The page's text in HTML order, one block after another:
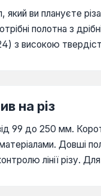
який ви плануєте
полотна з
з високою
на різ
99 до 250 мм.
Довші
лінії різу.